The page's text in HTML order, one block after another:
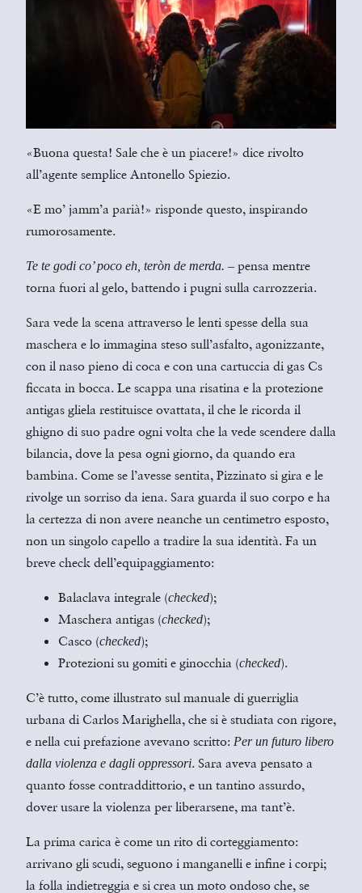
«Buona questa! Sale che è un piacere!» dice rivolto
all’agente semplice Antonello Spiezio.
«E mo’ jamm’a parià!» risponde questo, inspirando
rumorosamente.
Te te godi co’ poco eh, teròn de merda. – pensa mentre
torna fuori al gelo, battendo i pugni sulla carrozzeria.
Sara vede la scena attraverso le lenti spesse della sua
maschera e lo immagina steso sull’asfalto, agonizzante,
con il naso pieno di coca e con una cartuccia di gas Cs
ficcata in bocca. Le scappa una risatina e la protezione
antigas gliela restituisce ovattata, il che le ricorda il
ghigno di suo padre ogni volta che la vede scendere dalla
bilancia, dove la pesa ogni giorno, da quando era
bambina. Come se l’avesse sentita, Pizzinato si gira e le
rivolge un sorriso da iena. Sara guarda il suo corpo e ha
la certezza di non avere neanche un centimetro esposto,
non un singolo capello a tradire la sua identità. Fa un
breve check dell’equipaggiamento:
Balaclava integrale (checked);
Maschera antigas (checked);
Casco (checked);
Protezioni su gomiti e ginocchia (checked).
C’è tutto, come illustrato sul manuale di guerriglia
urbana di Carlos Marighella, che si è studiata con rigore,
e nella cui prefazione avevano scritto: Per un futuro libero
dalla violenza e dagli oppressori. Sara aveva pensato a
quanto fosse contraddittorio, e un tantino assurdo,
dover usare la violenza per liberarsene, ma tant’è.
La prima carica è come un rito di corteggiamento:
arrivano gli scudi, seguono i manganelli e infine i corpi;
la folla indietreggia e si crea un moto ondoso che, se